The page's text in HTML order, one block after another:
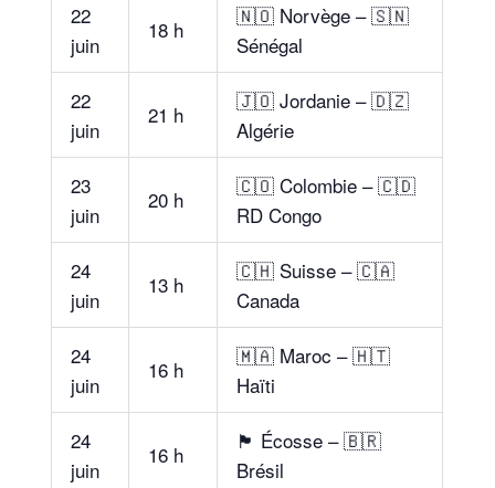
22
juin
18 h
🇳🇴 Norvège – 🇸🇳
Sénégal
22
juin
21 h
🇯🇴 Jordanie – 🇩🇿
Algérie
23
juin
20 h
🇨🇴 Colombie – 🇨🇩
RD Congo
24
juin
13 h
🇨🇭 Suisse – 🇨🇦
Canada
24
juin
16 h
🇲🇦 Maroc – 🇭🇹
Haïti
24
juin
16 h
🏴 Écosse – 🇧🇷
Brésil